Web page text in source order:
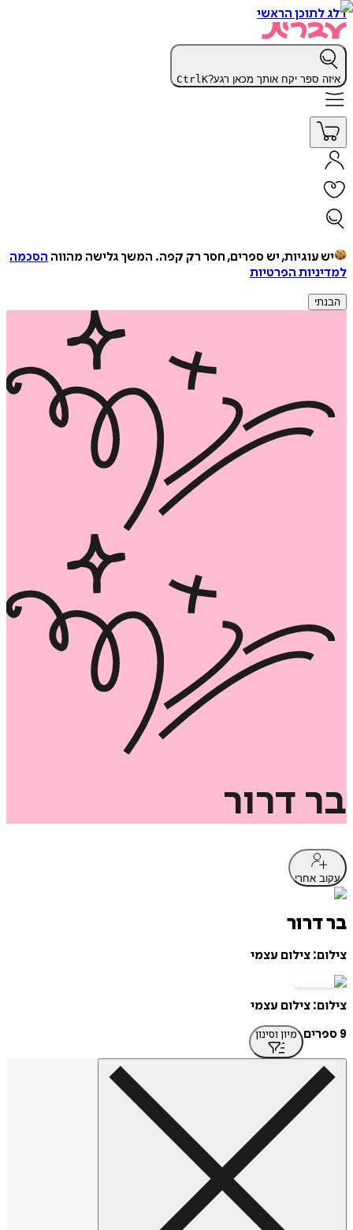
דלג לתוכן הראשי
איזה ספר יקח אותך מכאן רגע? CtrlK
יש עוגיות, יש ספרים, חסר רק קפה. המשך גלישה מהווה הסכמה
למדיניות הפרטיות
הבנתי
בר דרור
עקוב אחרי
בר דרור
צילום: צילום עצמי
צילום: צילום עצמי
9 ספרים
מיון וסינון